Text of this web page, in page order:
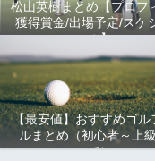
松山英樹まとめ【プロフ
獲得賞金/出場予定/スケ
ル】
【最安値】おすすめゴル
ルまとめ（初心者～上
で）